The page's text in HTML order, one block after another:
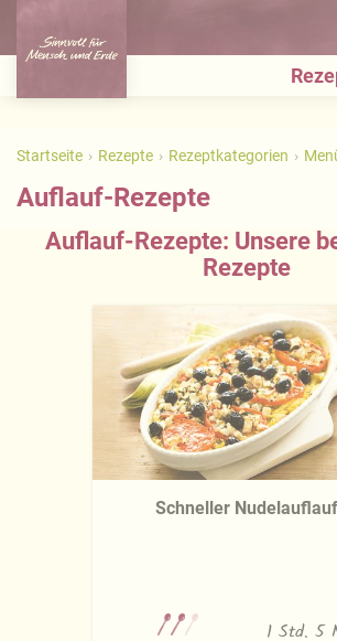
Startseite Rezepte Rezeptkategorien
Auflauf-Rezepte
Auflauf-Rezepte: Unsere
Rezepte
Schneller Nudelauflauf
1 Std. 5